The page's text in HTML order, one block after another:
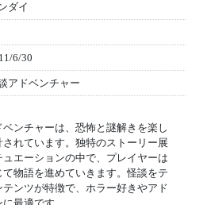
ダイ
6/30
アドベンチャー
ンチャーは、恐怖と謎解きを楽し
れています。独特のストーリー展
エーションの中で、プレイヤーは
物語を進めていきます。怪談をテ
ンツが特徴で、ホラー好きやアド